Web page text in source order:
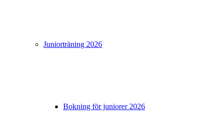
Juniorträning 2026
Bokning för juniorer 2026